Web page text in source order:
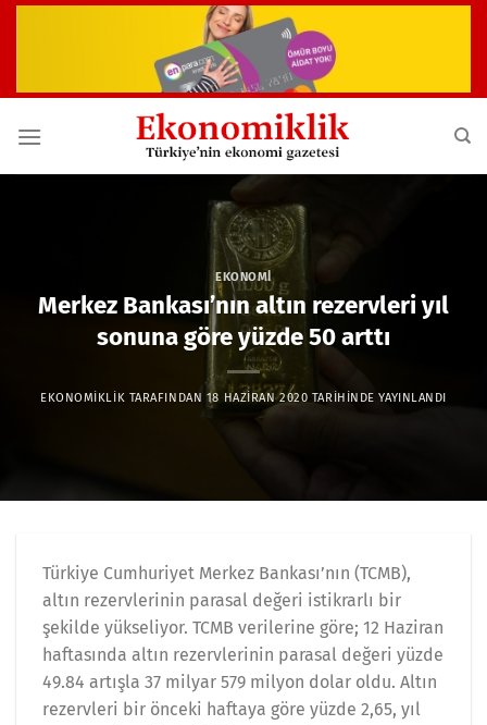
EKONOMI
Merkez Bankası’nın altın rezervleri yıl
sonuna göre yüzde 50 arttı
EKONOMIKLIK TARAFINDAN 18 HAZIRAN 2020 TARIHINDE YAYINLANDI
Türkiye Cumhuriyet Merkez Bankası’nın (TCMB),
altın rezervlerinin parasal değeri istikrarlı bir
şekilde yükseliyor. TCMB verilerine göre; 12 Haziran
haftasında altın rezervlerinin parasal değeri yüzde
49.84 artışla 37 milyar 579 milyon dolar oldu. Altın
rezervleri bir önceki haftaya göre yüzde 2,65, yıl